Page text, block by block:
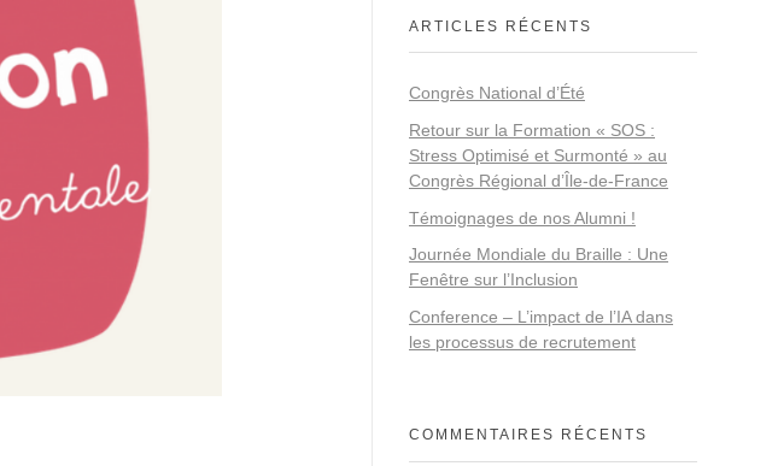
ARTICLES RÉCENTS
Congrès National d’Été
Retour sur la Formation « SOS :
Stress Optimisé et Surmonté » au
Congrès Régional d’Île-de-France
Témoignages de nos Alumni !
Journée Mondiale du Braille : Une
Fenêtre sur l’Inclusion
Conference – L’impact de l’IA dans
les processus de recrutement
COMMENTAIRES RÉCENTS